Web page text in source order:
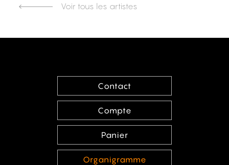
Voir tous les artistes
Contact
Compte
Panier
Organigramme